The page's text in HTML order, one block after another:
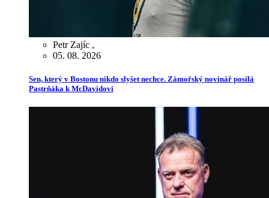
Petr Zajíc ,
05. 08. 2026
Sen, který v Bostonu nikdo slyšet nechce. Zámořský novinář posílá
Pastrňáka k McDavidovi